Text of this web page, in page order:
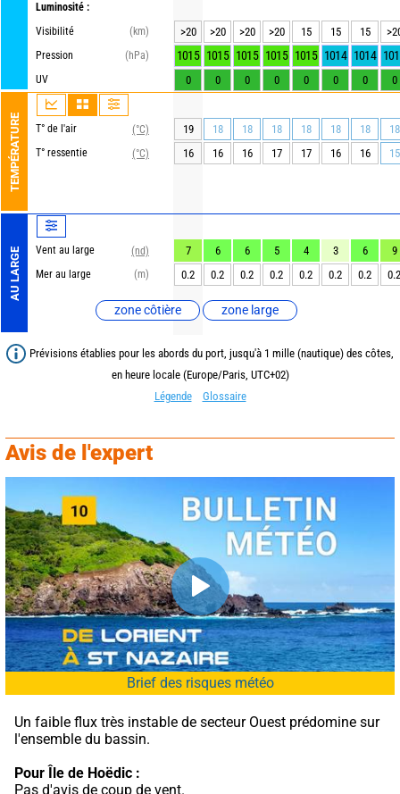
Luminosité :
Visibilité
(km)
Pression
(hPa)
UV
TEMPÉRATURE T° de l'air
(°C)
T° ressentie
(°C)
AU LARGE Vent au large
(nd)
Mer au large
(m)
zone côtière zone large
>20 >20 >20 >20 15 15 15
1015 1015 1015 1015 1015 1014 1014
0 0 0 0 0 0 0 0
19 18 18 18 18 18 18
18
16
16 16 17 17 16 16 15
7 6 6 5 4 3 6
9
0.2
0.2 0.2 0.2 0.2 0.2 0.2 0.2
Prévisions établies pour les abords du port, jusqu'à 1 mille (nautique) des côtes,
en heure locale (Europe/Paris, UTC+02)
Légende
Glossaire
Avis de l'expert
Brief des risques météo
Un faible flux très instable de secteur Ouest prédomine sur
l'ensemble du bassin.
Pour Île de Hoëdic :
Pas d'avis de coup de vent.